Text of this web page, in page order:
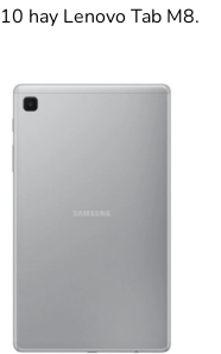
hay Lenovo Tab M8.